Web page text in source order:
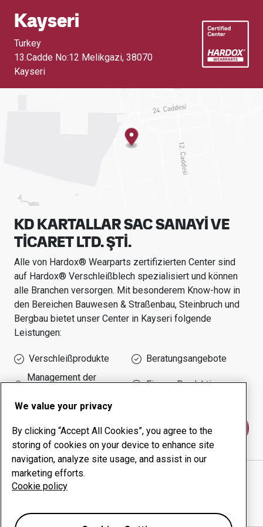
Kayseri
Turkey
13.Cadde No:12 Melikgazi, 38070
Kayseri
KD KARTALLAR SAC SANAYİ VE
TİCARET LTD. ŞTİ.
Alle von Hardox® Wearparts zertifizierten Center sind
auf Hardox® Verschleißblech spezialisiert und können
alle Branchen versorgen. Mit besonderem Know-how in
den Bereichen Bauwesen & Straßenbau, Steinbruch und
Bergbau bietet unser Center in Kayseri folgende
Leistungen:
Verschleißprodukte
Beratungsangebote
Management der
Eigene Produktion
Kontakt
KD KARTALLAR SAC SANAYİ VE TİCARET LTD. ŞTİ.
website
We value your privacy
By clicking “Accept All Cookies”, you agree to the
storing of cookies on your device to enhance site
navigation, analyze site usage, and assist in our
marketing efforts.
Cookie policy